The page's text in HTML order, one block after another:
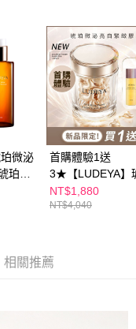
轉至「AFTEE先享後付」
結帳。
連結，可透過四大超商／
易完成。
您需要取消訂單，請聯絡
有效，需透過AFTEE先享
頁面顯示為準，若有關於
請聯繫「AFTEE先享後付
support/home
先享後付」服務完成之交
珀微泌
珀洗
首購體驗1送
3★【LUDEYA】
微泌亮白緊緻膠
NT$1,880
NT$4,040
相關推薦